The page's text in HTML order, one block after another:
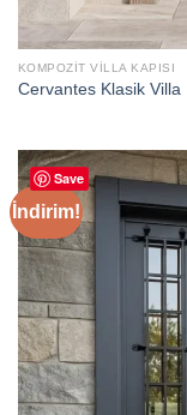
KOMPOZIT VILLA KAPISI
Cervantes Klasik Villa
Save
İndirim!